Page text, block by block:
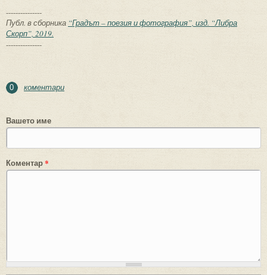
---------------
Публ. в сборника “Градът – поезия и фотография”, изд. “Либра
Скорп”, 2019.
---------------
0 коментари
Вашето име
Коментар*